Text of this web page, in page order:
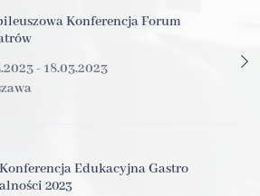
Konferencja Forum
- 18.03.2023
Edukacyjna Gastro
2023